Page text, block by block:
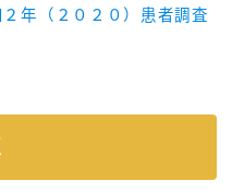
年（２０２０）患者調査